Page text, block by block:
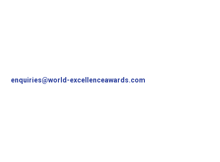
enquiries@world-excellenceawards.com